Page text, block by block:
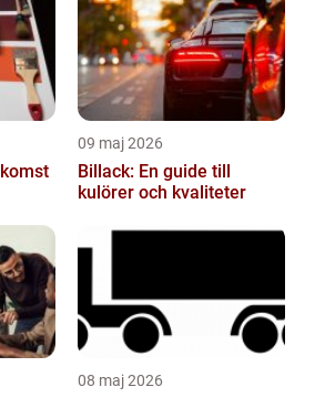
09 maj 2026
Billack: En guide till
kulörer och kvaliteter
08 maj 2026